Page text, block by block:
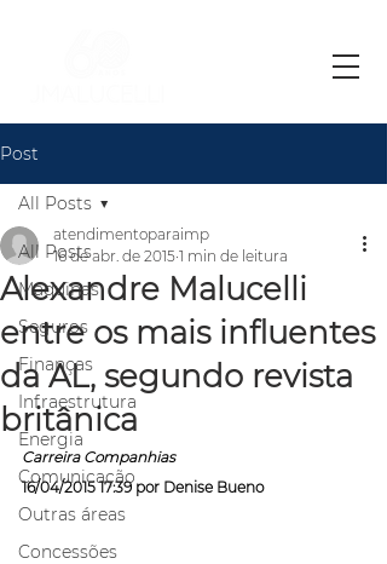
Post
All Posts
Máquinas
Seguros
Finanças
Infraestrutura
Energia
Comunicação
Outras áreas
Concessões
All Posts
Alexandre Malucelli
entre os mais influentes
da AL, segundo revista
britânica
atendimentoparaimp
16 de abr. de 2015 1 min de leitura
Carreira Companhias
16/04/2015 17:39 por Denise Bueno